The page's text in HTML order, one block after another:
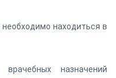
находиться в
назначений